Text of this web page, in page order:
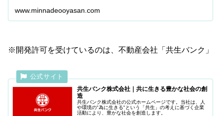
www.minnadeooyasan.com
※開発許可を受けているのは、不動産会社「共生バンク」
共生バンク株式会社｜共に生きる豊かな社会の創
造
共生バンク株式会社の公式ホームページです。当社は、人
や環境の"為に生きる"という「共生」の考えに基づく企業
活動により、豊かな社会を創造します。